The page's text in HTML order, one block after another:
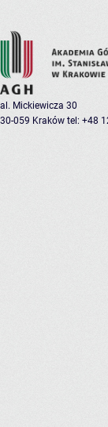
al. Mickiewicza 30
30-059 Kraków tel: +48